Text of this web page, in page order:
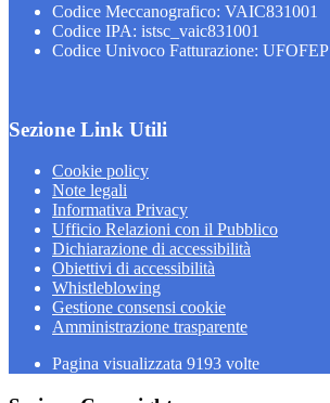
Codice Meccanografico: VAIC831001
Codice IPA: istsc_vaic831001
Codice Univoco Fatturazione: UFOFEP
Sezione Link Utili
Cookie policy
Note legali
Informativa Privacy
Ufficio Relazioni con il Pubblico
Dichiarazione di accessibilità
Obiettivi di accessibilità
Whistleblowing
Gestione consensi cookie
Amministrazione trasparente
Pagina visualizzata 9193 volte